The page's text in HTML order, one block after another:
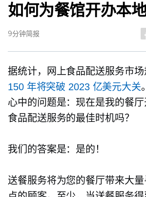
如何为餐馆开办本
9分钟简报
据统计，网上食品配送服务市
150 年将突破 2023 亿美元大关
心中的问题是：现在是我的餐
食品配送服务的最佳时机吗？
我们的答案是：是的！
送餐服务将为您的餐厅带来大